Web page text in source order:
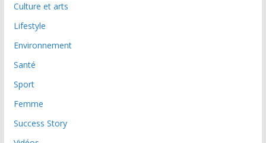
Culture et arts
Lifestyle
Environnement
Santé
Sport
Femme
Success Story